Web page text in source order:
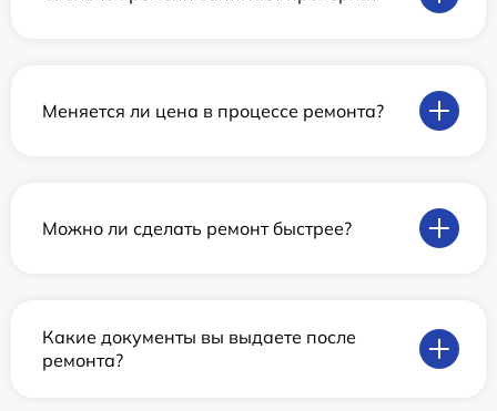
Меняется ли цена в процессе ремонта?
Можно ли сделать ремонт быстрее?
Какие документы вы выдаете после
ремонта?